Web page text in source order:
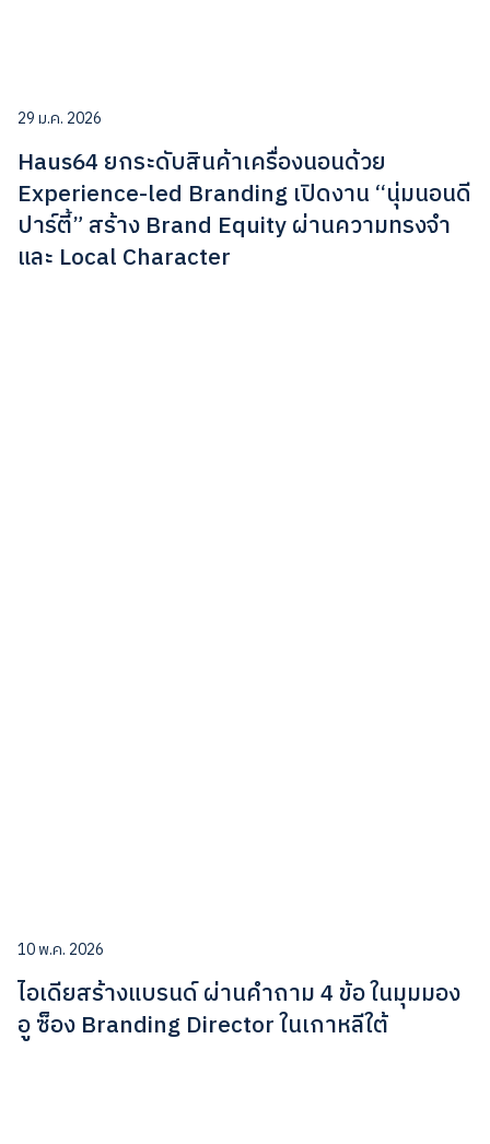
29 ม.ค. 2026
Haus64 ยกระดับสินค้าเครื่องนอนด้วย
Experience-led Branding เปิดงาน “นุ่มนอนดี
ปาร์ตี้” สร้าง Brand Equity ผ่านความทรงจำ
และ Local Character
10 พ.ค. 2026
ไอเดียสร้างแบรนด์ ผ่านคำถาม 4 ข้อ ในมุมมอง
อู ซ็อง Branding Director ในเกาหลีใต้